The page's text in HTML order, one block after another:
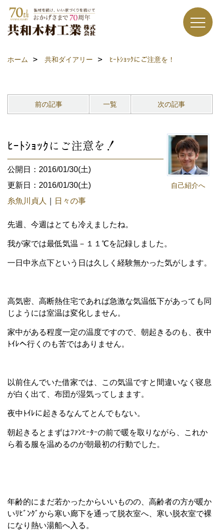
ホーム 共和ダイアリー ﾋｰﾄｼｮｯｸにご注意を！
前の記事 一覧 次の記事
自己紹介へ
ﾋｰﾄｼｮｯｸにご注意を！
公開日：2016/01/30(土)
更新日：2016/01/30(土)
糸魚川貞人
日々の事
先週、今週はとても冷えましたね。
我が家では最低気温－１１℃を記録しました。
一日中氷点下という日は久しく経験無かった気がします。
高気密、高断熱住宅であれば急激な気温低下があっても同
じようには室温は変化しません。
家中がある程度一定の温度ですので、朝起きるのも、夜中
ﾄｲﾚへ行くのも苦ではありません。
以前住んでいた借家では、この気温ですと間違いなく寝息
が白く出て、布団が湿気ってしまます。
夜中ﾄｲﾚに起きるなんてとんでもない。
朝起きるとまずはﾌｧﾝﾋｰﾀｰの前で暖を取りながら、これか
ら着る服を温めるのが朝最初の行動でした。
年齢的にまだ若かったからいいものの、高齢者の方が暖か
いﾘﾋﾞﾝｸﾞから寒い廊下を通って脱衣室へ、寒い脱衣室で裸
になり熱い湯船へ入る。